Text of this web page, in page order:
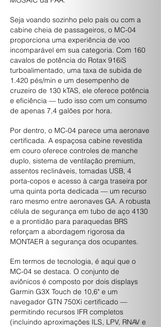
Seja voando sozinho pelo país ou com a
cabine cheia de passageiros, o MC-04
proporciona uma experiência de voo
incomparável em sua categoria. Com 160
cavalos de potência do Rotax 916iS
turboalimentado, uma taxa de subida de
1.420 pés/min e um desempenho de
cruzeiro de 130 kTAS, ele oferece potência
e eficiência — tudo isso com um consumo
de apenas 7,4 galões por hora.
Por dentro, o MC-04 parece uma aeronave
certificada. A espaçosa cabine revestida
em couro oferece controles de manche
duplo, sistema de ventilação premium,
assentos reclináveis, tomadas USB, 4
porta-copos e acesso à carga traseira por
uma quinta porta dedicada — um recurso
raro mesmo entre aeronaves GA. A robusta
célula de segurança em tubo de aço 4130
e a prontidão para paraquedas BRS
reforçam a abordagem rigorosa da
MONTAER à segurança dos ocupantes.
Em termos de tecnologia, é aqui que o
MC-04 se destaca. O conjunto de
aviônicos é composto por dois displays
Garmin G3X Touch de 10,6" e um
navegador GTN 750Xi certificado —
permitindo recursos IFR completos
(incluindo aproximações ILS, LPV, RNAV e